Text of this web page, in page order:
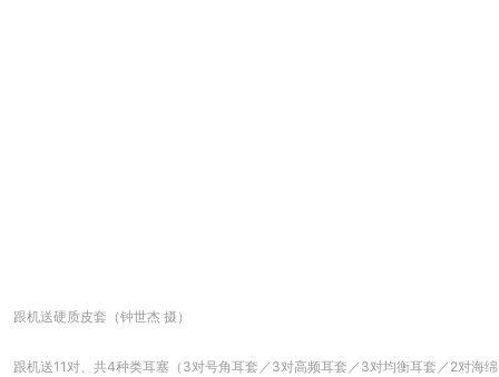
跟机送硬质皮套（钟世杰 摄）
跟机送11对、共4种类耳塞（3对号角耳套／3对高频耳套／3对均衡耳套／2对海绵